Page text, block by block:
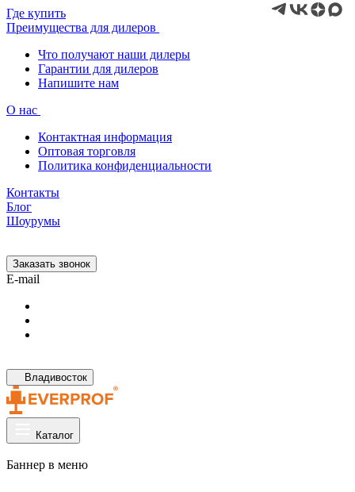
Где купить
Преимущества для дилеров
Что получают наши дилеры
Гарантии для дилеров
Напишите нам
О нас
Контактная информация
Оптовая торговля
Политика конфиденциальности
Контакты
Блог
Шоурумы
Заказать звонок
E-mail
Владивосток
Каталог
Баннер в меню